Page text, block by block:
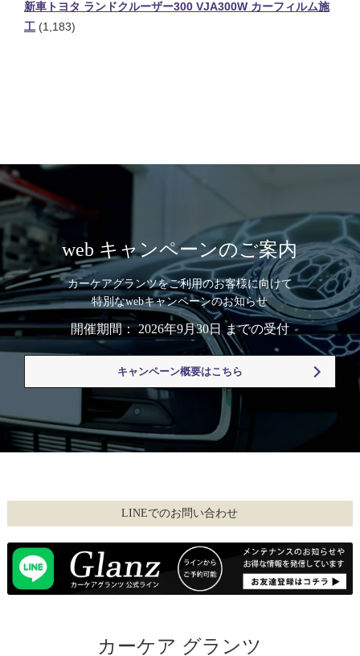
新車トヨタ ランドクルーザー300 VJA300W カーフィルム施
工 (1,183)
web キャンペーンのご案内
カーケアグランツをご利用のお客様に向けて
特別なwebキャンペーンのお知らせ
開催期間： 2026年9月30日 までの受付
キャンペーン概要はこちら
LINEでのお問い合わせ
カーケア グランツ